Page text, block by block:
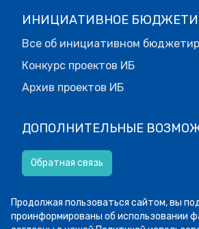
ИНИЦИАТИВНОЕ
Все об инициативном
Конкурс проектов ИБ
Архив проектов ИБ
ДОПОЛНИТЕЛЬНЫЕ
Обратная связь
Версия для слабовидящих.
Продолжая пользоваться сайтом, вы
проинформированы об использовании